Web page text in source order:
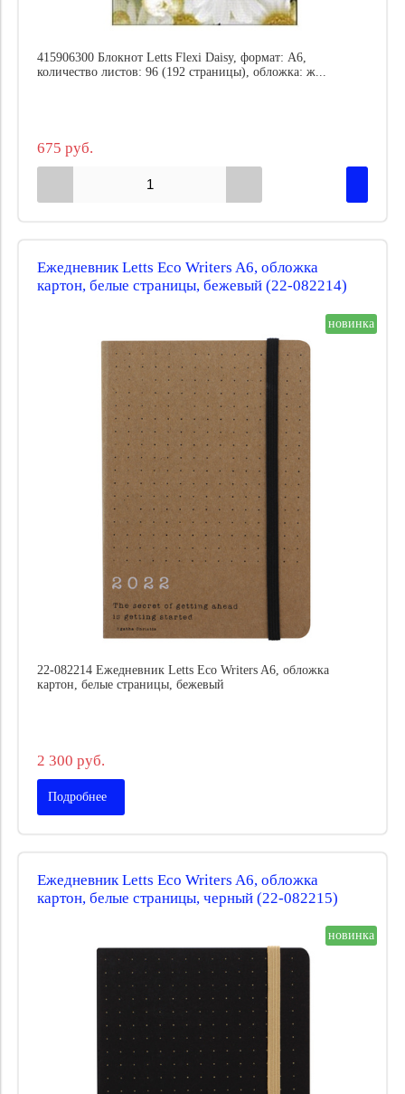
415906300 Блокнот Letts Flexi Daisy, формат: A6,
количество листов: 96 (192 страницы), обложка: ж...
675 руб.
Ежедневник Letts Eco Writers A6, обложка
картон, белые страницы, бежевый (22-082214)
новинка
22-082214 Ежедневник Letts Eco Writers A6, обложка
картон, белые страницы, бежевый
2 300 руб.
Подробнее
Ежедневник Letts Eco Writers A6, обложка
картон, белые страницы, черный (22-082215)
новинка